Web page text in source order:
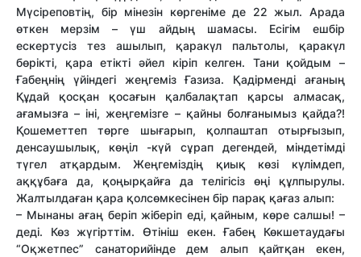
Мүсіреповтің, бір мінезін көргеніме де 22 жыл. Арада
өткен мерзім – үш айдың шамасы. Есігім ешбір
ескертусіз тез ашылып, қаракүл пальтолы, қаракүл
бөрікті, қара етікті әйел кіріп келген. Тани қойдым –
Ғабеңнің үйіндегі жеңгеміз Ғазиза. Қадірменді ағаның
Құдай қосқан қосағын қалбалақтап қарсы алмасақ,
ағамызға – іні, жеңгемізге – қайны болғанымыз қайда?!
Қошеметтеп төрге шығарып, қолпаштап отырғызып,
денсаушылық, көңіл -күй сұрап дегендей, міндетімді
түгел атқардым. Жеңгеміздің қиық көзі күлімдеп,
аққұбаға да, қоңырқайға да телігісіз өңі құлпырулы.
Жалтылдаған қара қолсөмкесінен бір парақ қағаз алып:
– Мынаны ағаң беріп жіберіп еді, қайным, көре салшы! –
деді. Көз жүгірттім. Өтініш екен. Ғабең Көкшетаудағы
“Оқжетпес” санаторийінде дем алып қайтқан екен,